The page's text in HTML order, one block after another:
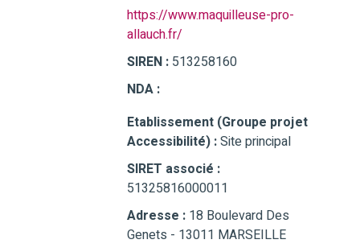
https://www.maquilleuse-pro-
allauch.fr/
SIREN : 513258160
NDA :
Etablissement (Groupe projet
Accessibilité) :Site principal
SIRET associé :
51325816000011
Adresse : 18 Boulevard Des
Genets - 13011 MARSEILLE